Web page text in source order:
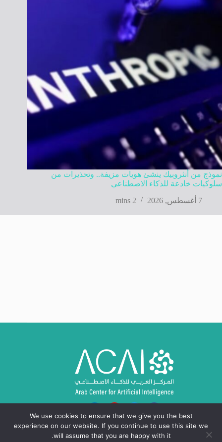
نموذج من أنثروبيك ينشئ هويات مزيفة.. وتحذيرات من
سلوكيات خادعة للذكاء الاصطناعي
7 أغسطس, 2026
2 mins
We use cookies to ensure that we give you the best
experience on our website. If you continue to use this site we
will assume that you are happy with it.